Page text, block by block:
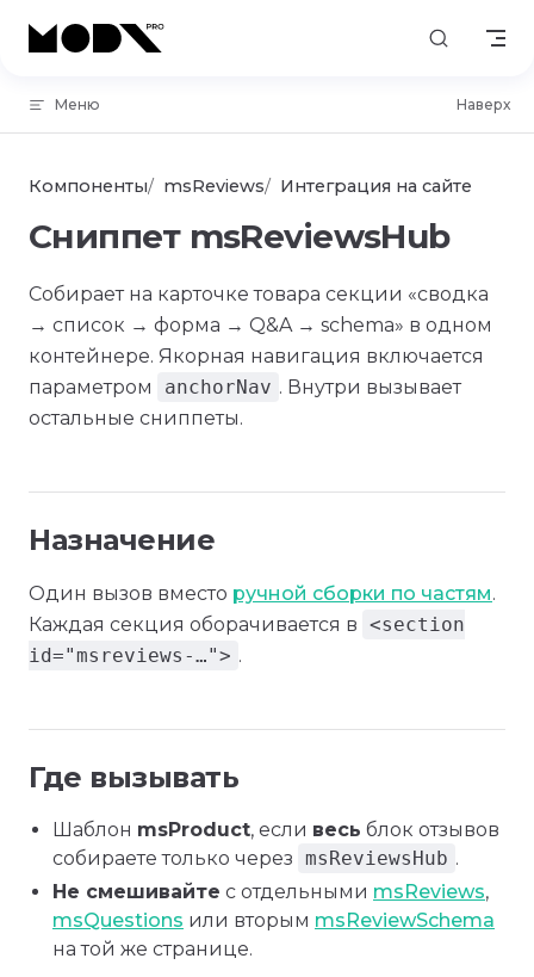
Skip to content
Меню Наверх
Компоненты msReviews Интеграция на сайте
Сниппет msReviewsHub
Собирает на карточке товара секции «сводка
→ список → форма → Q&A → schema» в одном
контейнере. Якорная навигация включается
параметром
anchorNav . Внутри вызывает
остальные сниппеты.
Назначение
Один вызов вместо ручной сборки по частям.
Каждая секция оборачивается в <section
id="msreviews-…"> .
Где вызывать
Шаблон msProduct, если весь блок отзывов
собираете только через msReviewsHub .
Не смешивайте с отдельными msReviews,
msQuestions или вторым msReviewSchema
на той же странице.